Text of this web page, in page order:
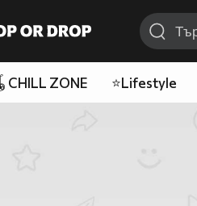
ZONE ⭐Lifestyle